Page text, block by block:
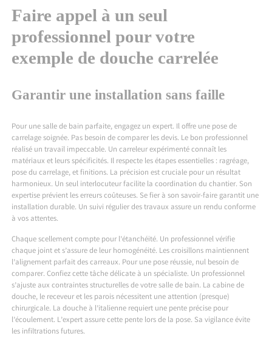
Faire appel à un seul
professionnel pour votre
exemple de douche carrelée
Garantir une installation sans faille
Pour une salle de bain parfaite, engagez un expert. Il offre une pose de
carrelage soignée. Pas besoin de comparer les devis. Le bon professionnel
réalisé un travail impeccable. Un carreleur expérimenté connaît les
matériaux et leurs spécificités. Il respecte les étapes essentielles : ragréage,
pose du carrelage, et finitions. La précision est cruciale pour un résultat
harmonieux. Un seul interlocuteur facilite la coordination du chantier. Son
expertise prévient les erreurs coûteuses. Se fier à son savoir-faire garantit une
installation durable. Un suivi régulier des travaux assure un rendu conforme
à vos attentes.
Chaque scellement compte pour l’étanchéité. Un professionnel vérifie
chaque joint et s’assure de leur homogénéité. Les croisillons maintiennent
l’alignement parfait des carreaux. Pour une pose réussie, nul besoin de
comparer. Confiez cette tâche délicate à un spécialiste. Un professionnel
s’ajuste aux contraintes structurelles de votre salle de bain. La cabine de
douche, le receveur et les parois nécessitent une attention (presque)
chirurgicale. La douche à l’italienne requiert une pente précise pour
l’écoulement. L’expert assure cette pente lors de la pose. Sa vigilance évite
les infiltrations futures.